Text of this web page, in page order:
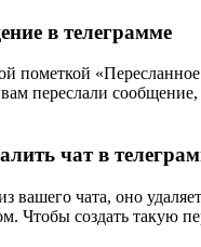
в телеграмме
пометкой
переслали
чат в
вашего чата, оно
Чтобы создать такую